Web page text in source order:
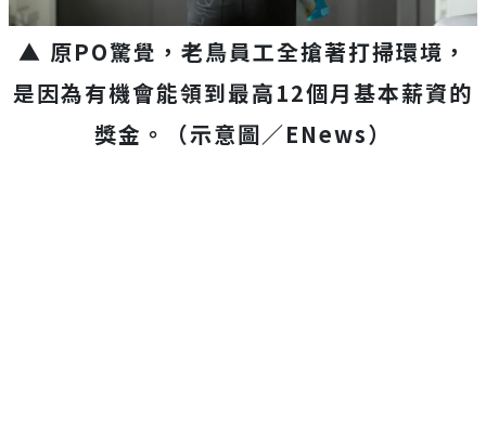
▲ 原PO驚覺，老鳥員工全搶著打掃環境，
是因為有機會能領到最高12個月基本薪資的
獎金。（示意圖／ENews）